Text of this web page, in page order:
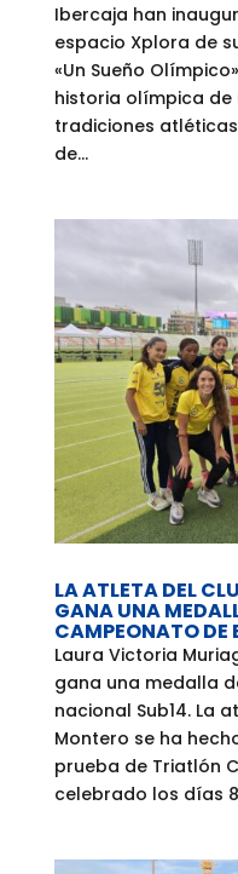
Ibercaja han
espacio Xplora de
«Un Sueño
historia olímpica de
tradiciones
de...
LA ATLETA DEL
GANA UNA
CAMPEONATO DE
Laura Victoria
gana una medalla
nacional Sub14. La
Montero se ha
prueba de Triatlón
celebrado los días 8